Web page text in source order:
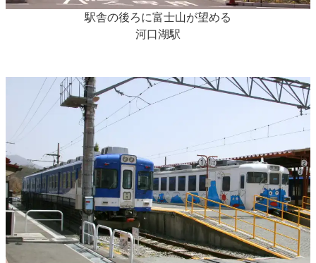
駅舎の後ろに富士山が望める
河口湖駅